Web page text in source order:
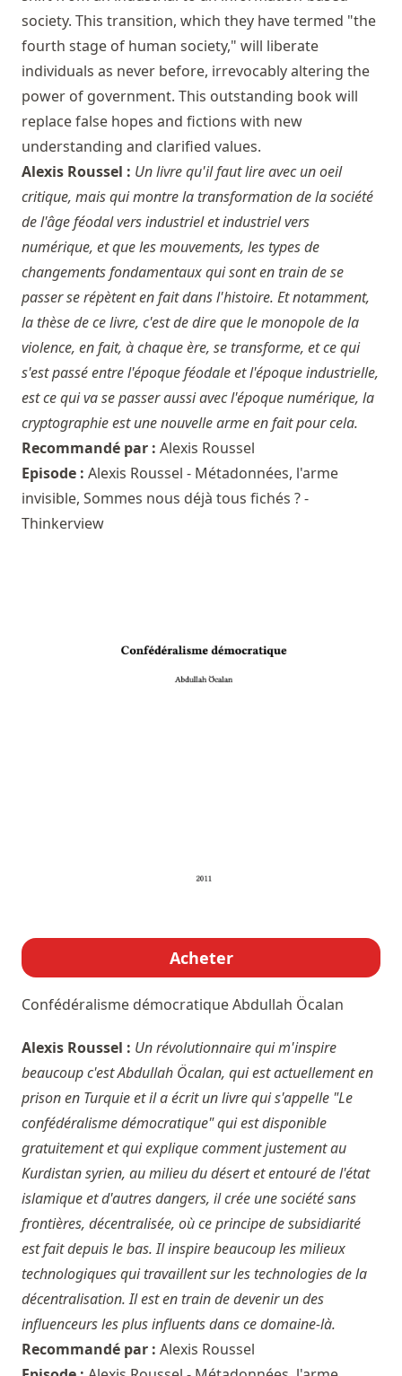
society. This transition, which they have termed "the
fourth stage of human society," will liberate
individuals as never before, irrevocably altering the
power of government. This outstanding book will
replace false hopes and fictions with new
understanding and clarified values.
Alexis Roussel : Un livre qu'il faut lire avec un oeil
critique, mais qui montre la transformation de la société
de l'âge féodal vers industriel et industriel vers
numérique, et que les mouvements, les types de
changements fondamentaux qui sont en train de se
passer se répètent en fait dans l'histoire. Et notamment,
la thèse de ce livre, c'est de dire que le monopole de la
violence, en fait, à chaque ère, se transforme, et ce qui
s'est passé entre l'époque féodale et l'époque industrielle,
est ce qui va se passer aussi avec l'époque numérique, la
cryptographie est une nouvelle arme en fait pour cela.
Recommandé par : Alexis Roussel
Episode : Alexis Roussel - Métadonnées, l'arme
invisible, Sommes nous déjà tous fichés ? -
Thinkerview
Acheter
Confédéralisme démocratiqueAbdullah Öcalan
Alexis Roussel : Un révolutionnaire qui m'inspire
beaucoup c'est Abdullah Öcalan, qui est actuellement en
prison en Turquie et il a écrit un livre qui s'appelle "Le
confédéralisme démocratique" qui est disponible
gratuitement et qui explique comment justement au
Kurdistan syrien, au milieu du désert et entouré de l'état
islamique et d'autres dangers, il crée une société sans
frontières, décentralisée, où ce principe de subsidiarité
est fait depuis le bas. Il inspire beaucoup les milieux
technologiques qui travaillent sur les technologies de la
décentralisation. Il est en train de devenir un des
influenceurs les plus influents dans ce domaine-là.
Recommandé par : Alexis Roussel